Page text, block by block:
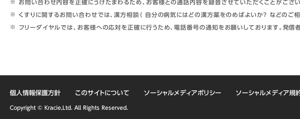
お問い合わせ内容を正確にうけたまわるため、お客様との通話内容を録音させていただくことがござい
くすりに関するお問い合わせでは、漢方相談（ 自分の病気にはどの漢方薬をのめばよいか？ などのご
フリーダイヤルでは、お客様への応対を正確に行うため、電話番号の通知をお願いしております。発
個人情報保護方針 このサイトについて ソーシャルメディアポリシー ソーシャルメディア規
Copyright © Kracie,Ltd. All Rights Reserved.